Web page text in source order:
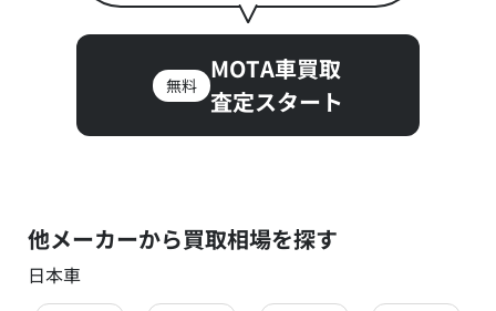
無料
MOTA車買取
査定スタート
他メーカーから買取相場を探す
日本車